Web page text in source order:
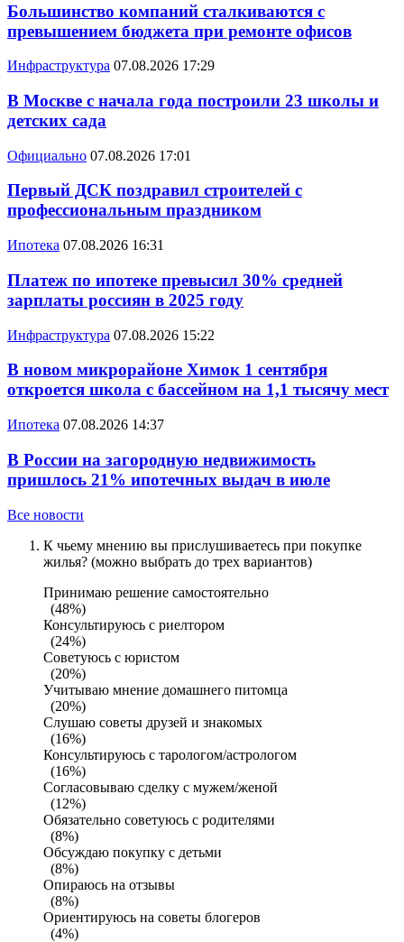
Большинство компаний сталкиваются с
превышением бюджета при ремонте офисов
Инфраструктура 07.08.2026 17:29
В Москве с начала года построили 23 школы и
детских сада
Официально 07.08.2026 17:01
Первый ДСК поздравил строителей с
профессиональным праздником
Ипотека 07.08.2026 16:31
Платеж по ипотеке превысил 30% средней
зарплаты россиян в 2025 году
Инфраструктура 07.08.2026 15:22
В новом микрорайоне Химок 1 сентября
откроется школа с бассейном на 1,1 тысячу мест
Ипотека 07.08.2026 14:37
В России на загородную недвижимость
пришлось 21% ипотечных выдач в июле
Все новости
К чьему мнению вы прислушиваетесь при покупке
жилья? (можно выбрать до трех вариантов)
Принимаю решение самостоятельно
(48%)
Консультируюсь с риелтором
(24%)
Советуюсь с юристом
(20%)
Учитываю мнение домашнего питомца
(20%)
Слушаю советы друзей и знакомых
(16%)
Консультируюсь с тарологом/астрологом
(16%)
Согласовываю сделку с мужем/женой
(12%)
Обязательно советуюсь с родителями
(8%)
Обсуждаю покупку с детьми
(8%)
Опираюсь на отзывы
(8%)
Ориентируюсь на советы блогеров
(4%)